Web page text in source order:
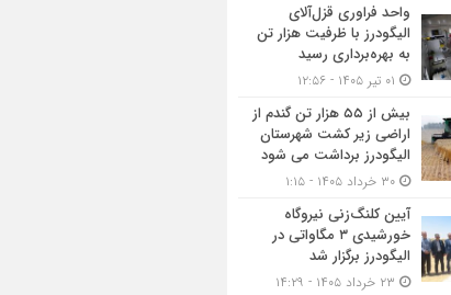
واحد فراوری قزل‌آلای
الیگودرز با ظرفیت هزار تن
به بهره‌برداری رسید
بیش از ۵۵ هزار تن گندم از
اراضی زیر کشت شهرستان
الیگودرز برداشت می شود
آیین کلنگ‌زنی نیروگاه
خورشیدی ۳ مگاواتی در
الیگودرز برگزار شد